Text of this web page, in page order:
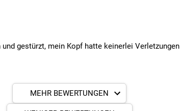
gestürzt, mein Kopf hatte keinerlei Verletzungen
MEHR BEWERTUNGEN